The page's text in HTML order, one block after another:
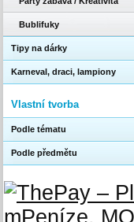
Bublifuky
Tipy na dárky
Karneval, draci, lampiony
Vlastní tvorba
Podle tématu
Podle předmětu